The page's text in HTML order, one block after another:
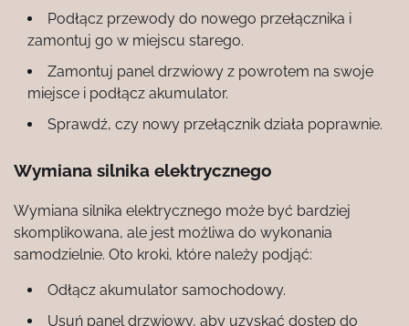
Podłącz przewody do nowego przełącznika i
zamontuj go w miejscu starego.
Zamontuj panel drzwiowy z powrotem na swoje
miejsce i podłącz akumulator.
Sprawdź, czy nowy przełącznik działa poprawnie.
Wymiana silnika elektrycznego
Wymiana silnika elektrycznego może być bardziej
skomplikowana, ale jest możliwa do wykonania
samodzielnie. Oto kroki, które należy podjąć:
Odłącz akumulator samochodowy.
Usuń panel drzwiowy, aby uzyskać dostęp do